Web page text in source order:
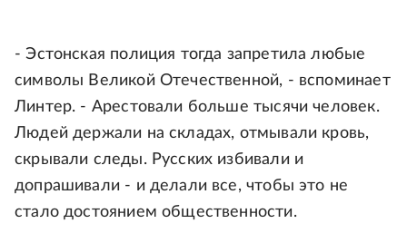
- Эстонская полиция тогда запретила любые
символы Великой Отечественной, - вспоминает
Линтер. - Арестовали больше тысячи человек.
Людей держали на складах, отмывали кровь,
скрывали следы. Русских избивали и
допрашивали - и делали все, чтобы это не
стало достоянием общественности.